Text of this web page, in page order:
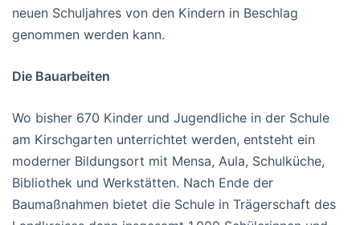
neuen Schuljahres von den Kindern in Beschlag
genommen werden kann.
Die Bauarbeiten
Wo bisher 670 Kinder und Jugendliche in der Schule
am Kirschgarten unterrichtet werden, entsteht ein
moderner Bildungsort mit Mensa, Aula, Schulküche,
Bibliothek und Werkstätten. Nach Ende der
Baumaßnahmen bietet die Schule in Trägerschaft des